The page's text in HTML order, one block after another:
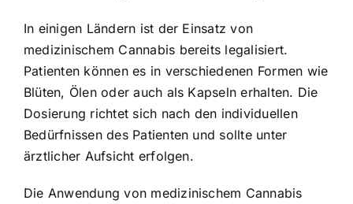
In einigen Ländern ist der Einsatz von
medizinischem Cannabis bereits legalisiert.
Patienten können es in verschiedenen Formen wie
Blüten, Ölen oder auch als Kapseln erhalten. Die
Dosierung richtet sich nach den individuellen
Bedürfnissen des Patienten und sollte unter
ärztlicher Aufsicht erfolgen.
Die Anwendung von medizinischem Cannabis